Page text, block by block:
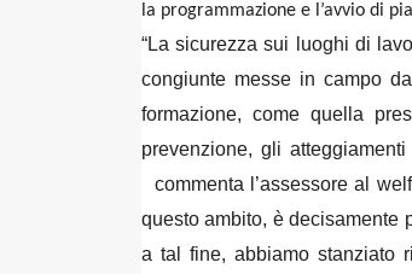
la programmazione e l’avvio di
“La sicurezza sui luoghi di
congiunte messe in campo
formazione, come quella
prevenzione, gli
commenta l’assessore al
questo ambito, è decisamente
a tal fine, abbiamo stanziato